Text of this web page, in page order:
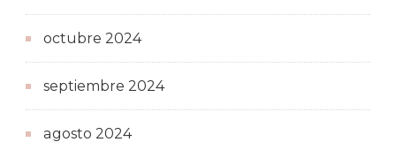
octubre 2024
septiembre 2024
agosto 2024